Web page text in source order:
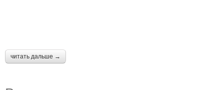
читать дальше →